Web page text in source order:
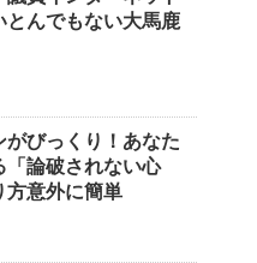
とんでもない大馬鹿
がびっくり！あなた
「論破されない心
方意外に簡単